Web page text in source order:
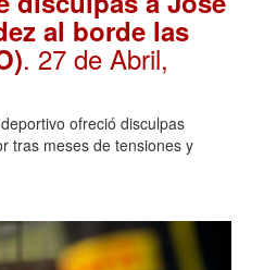
al borde las
. 27 de Abril,
ofreció disculpas
tras meses de tensiones y